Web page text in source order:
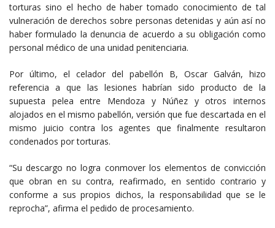
torturas sino el hecho de haber tomado conocimiento de tal
vulneración de derechos sobre personas detenidas y aún así no
haber formulado la denuncia de acuerdo a su obligación como
personal médico de una unidad penitenciaria.
Por último, el celador del pabellón B, Oscar Galván, hizo
referencia a que las lesiones habrían sido producto de la
supuesta pelea entre Mendoza y Núñez y otros internos
alojados en el mismo pabellón, versión que fue descartada en el
mismo juicio contra los agentes que finalmente resultaron
condenados por torturas.
“Su descargo no logra conmover los elementos de convicción
que obran en su contra, reafirmado, en sentido contrario y
conforme a sus propios dichos, la responsabilidad que se le
reprocha”, afirma el pedido de procesamiento.